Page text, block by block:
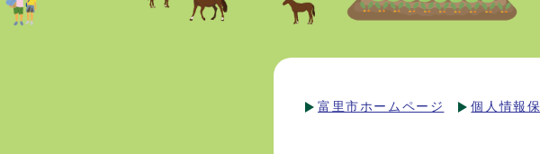
富里市ホームページ 個人情報